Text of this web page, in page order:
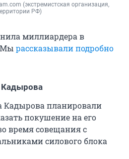
(экстремистская организация,
РФ)
миллиардера в
Мы рассказывали подробно
Кадырова планировали
покушение на его
время совещания с
силового блока